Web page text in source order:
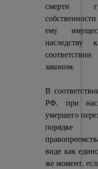
смерти
ему
законом.
В
РФ, при
умершего
порядке
виде как
же момент,